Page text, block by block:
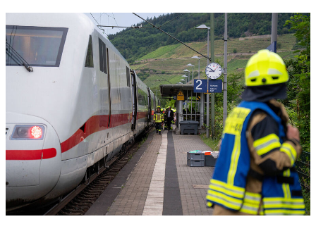
Avropa
Amerika
Asiya
Afrika
Çarpaz baxış
Təhlil
Siyasi
Geosiyasi
İqtisadi
Sosioloji